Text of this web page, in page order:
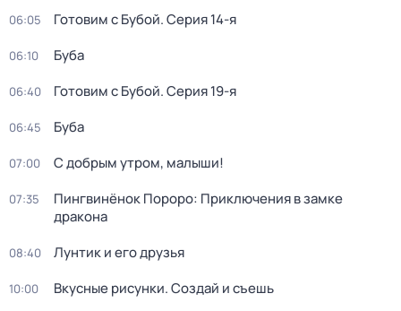
06:05 Готовим с Бубой. Серия 14-я
06:10 Буба
06:40 Готовим с Бубой. Серия 19-я
06:45 Буба
07:00 С добрым утром, малыши!
07:35
Пингвинёнок Пороро: Приключения в замке
дракона
08:40 Лунтик и его друзья
10:00 Вкусные рисунки. Создай и съешь